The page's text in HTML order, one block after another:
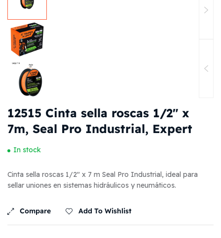
12515 Cinta sella roscas 1/2″ x
7m, Seal Pro Industrial, Expert
In stock
Cinta sella roscas 1/2″ x 7 m Seal Pro Industrial, ideal para
sellar uniones en sistemas hidráulicos y neumáticos.
Compare Add To Wishlist